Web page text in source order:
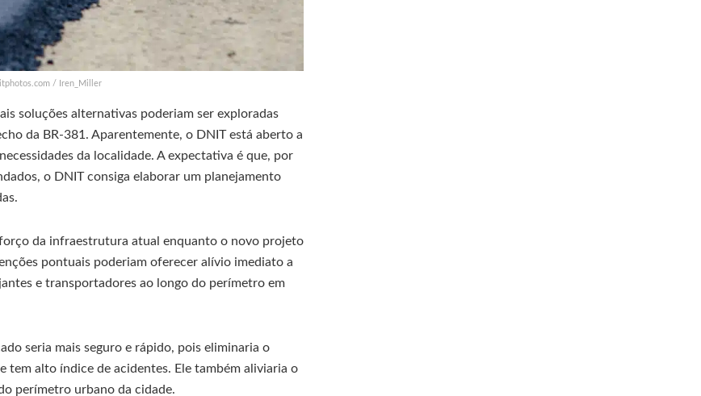
/ Iren_Miller
soluções alternativas poderiam ser exploradas
da BR-381. Aparentemente, o DNIT está aberto a
da localidade. A expectativa é que, por
o DNIT consiga elaborar um planejamento
da infraestrutura atual enquanto o novo projeto
pontuais poderiam oferecer alívio imediato a
e transportadores ao longo do perímetro em
seria mais seguro e rápido, pois eliminaria o
tem alto índice de acidentes. Ele também aliviaria o
perímetro urbano da cidade.